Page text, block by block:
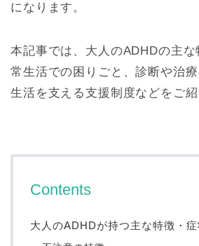
になります。
本記事では、大人のADHDの主な
常生活での困りごと、診断や治
生活を支える支援制度などをご紹
Contents
大人のADHDが持つ主な特徴・症